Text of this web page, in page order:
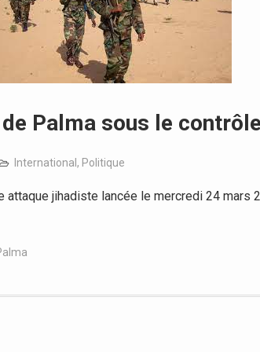
Palma sous le
International , Politique
jihadiste lancée le mercredi 24 mars